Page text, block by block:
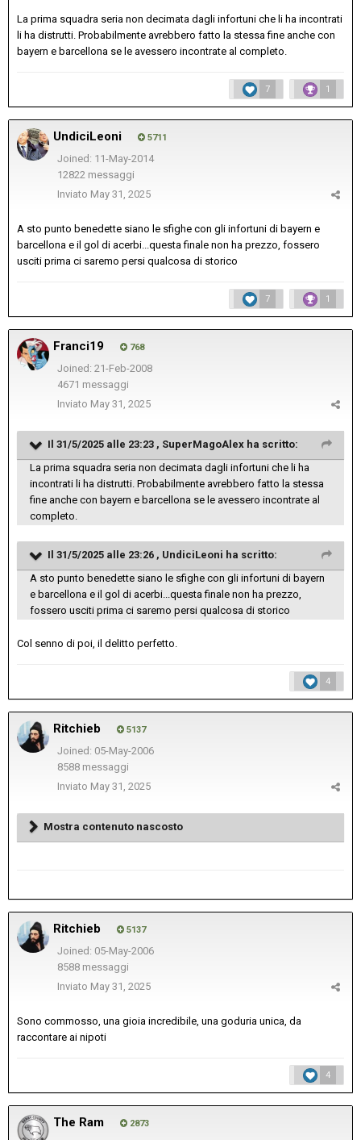
La prima squadra seria non decimata dagli infortuni che li ha incontrati
li ha distrutti. Probabilmente avrebbero fatto la stessa fine anche con
bayern e barcellona se le avessero incontrate al completo.
7 1
UndiciLeoni 5711
Joined: 11-May-2014
12822 messaggi
Inviato May 31, 2025
A sto punto benedette siano le sfighe con gli infortuni di bayern e
barcellona e il gol di acerbi...questa finale non ha prezzo, fossero
usciti prima ci saremo persi qualcosa di storico
7 1
Franci19 768
Joined: 21-Feb-2008
4671 messaggi
Inviato May 31, 2025
Il 31/5/2025 alle 23:23 , SuperMagoAlex ha scritto:
La prima squadra seria non decimata dagli infortuni che li ha
incontrati li ha distrutti. Probabilmente avrebbero fatto la stessa
fine anche con bayern e barcellona se le avessero incontrate al
completo.
Il 31/5/2025 alle 23:26 , UndiciLeoni ha scritto:
A sto punto benedette siano le sfighe con gli infortuni di bayern
e barcellona e il gol di acerbi...questa finale non ha prezzo,
fossero usciti prima ci saremo persi qualcosa di storico
Col senno di poi, il delitto perfetto.
4
Ritchieb 5137
Joined: 05-May-2006
8588 messaggi
Inviato May 31, 2025
Mostra contenuto nascosto
Ritchieb 5137
Joined: 05-May-2006
8588 messaggi
Inviato May 31, 2025
Sono commosso, una gioia incredibile, una goduria unica, da
raccontare ai nipoti
4
The Ram 2873